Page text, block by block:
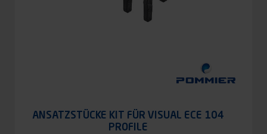
ANSATZSTÜCKE KIT FÜR VISUAL ECE 104
PROFILE